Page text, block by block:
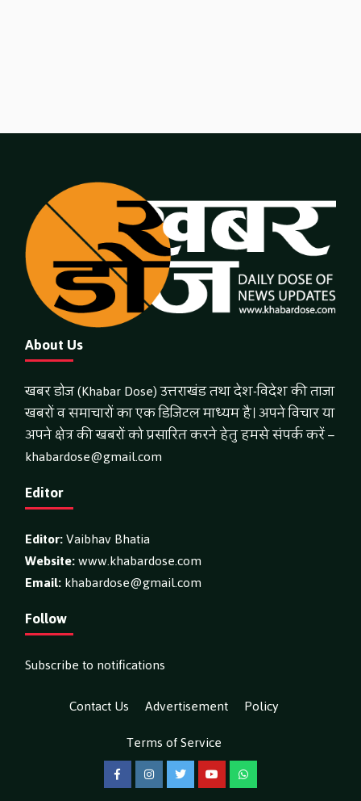
About Us
खबर डोज (Khabar Dose) उत्तराखंड तथा देश-विदेश की ताजा
खबरों व समाचारों का एक डिजिटल माध्यम है। अपने विचार या
अपने क्षेत्र की खबरों को प्रसारित करने हेतु हमसे संपर्क करें –
khabardose@gmail.com
Editor
Editor:Vaibhav Bhatia
Website:www.khabardose.com
Email:khabardose@gmail.com
Follow
Subscribe to notifications
Contact Us
Advertisement
Policy
Terms of Service
FacebookInstagramTwitterYouTubeWhatsApp